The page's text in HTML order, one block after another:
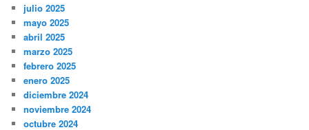
julio 2025
mayo 2025
abril 2025
marzo 2025
febrero 2025
enero 2025
diciembre 2024
noviembre 2024
octubre 2024